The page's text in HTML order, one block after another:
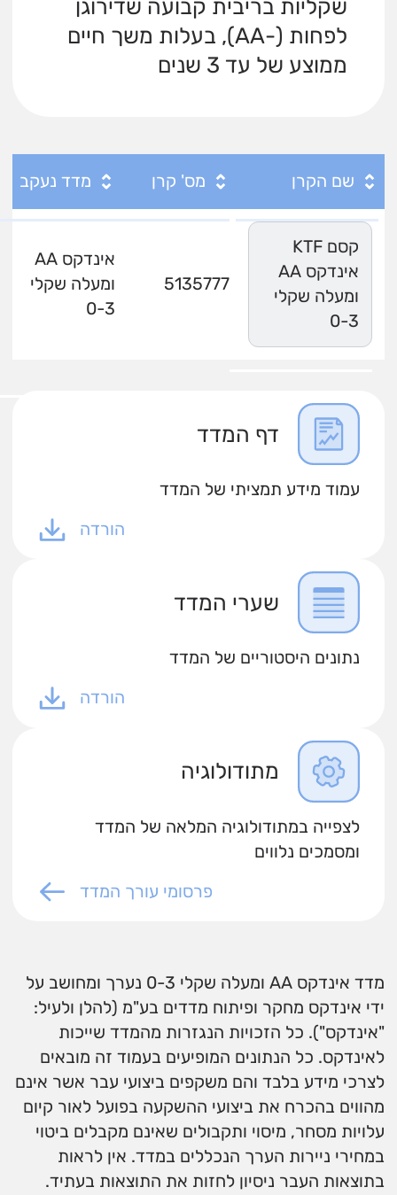
שקליות בריבית קבועה שדירוגן
לפחות (-AA), בעלות משך חיים
ממוצע של עד 3 שנים
שם הקרן מס' קרן מדד נעקב
קסם KTF
אינדקס AA
ומעלה שקלי
0-3
5135777
אינדקס AA
ומעלה שקלי
0-3
דף המדד
עמוד מידע תמציתי של המדד
הורדה
שערי המדד
נתונים היסטוריים של המדד
הורדה
מתודולוגיה
לצפייה במתודולוגיה המלאה של המדד
ומסמכים נלווים
פרסומי עורך המדד
מדד אינדקס AA ומעלה שקלי 0-3 נערך ומחושב על
ידי אינדקס מחקר ופיתוח מדדים בע"מ (להלן ולעיל:
"אינדקס"). כל הזכויות הנגזרות מהמדד שייכות
לאינדקס. כל הנתונים המופיעים בעמוד זה מובאים
לצרכי מידע בלבד והם משקפים ביצועי עבר אשר אינם
מהווים בהכרח את ביצועי ההשקעה בפועל לאור קיום
עלויות מסחר, מיסוי ותקבולים שאינם מקבלים ביטוי
במחירי ניירות הערך הנכללים במדד. אין לראות
בתוצאות העבר ניסיון לחזות את התוצאות בעתיד.